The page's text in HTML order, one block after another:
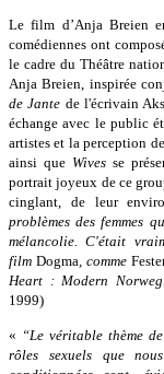
Le film d’Anja Breien
comédiennes ont
le cadre du Théâtre
Anja Breien, inspirée
de Jante de l'écrivain
échange avec le public
artistes et la perception
ainsi que Wivesse
portrait joyeux de ce
cinglant, de leur
problèmes des femmes
mélancolie. C'était
filmDogma, comme
Heart : Modern
1999)
« “Le véritable thème de
rôles sexuels que